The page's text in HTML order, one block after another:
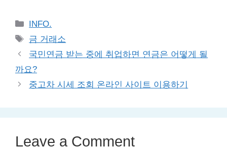
Categories
INFO.
Tags
금 거래소
국민연금 받는 중에 취업하면 연금은 어떻게 될
까요?
중고차 시세 조회 온라인 사이트 이용하기
Leave a Comment